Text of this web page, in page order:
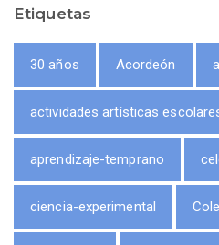
Etiquetas
30 años Acordeón
actividades artísticas
aprendizaje-temprano
ciencia-experimental